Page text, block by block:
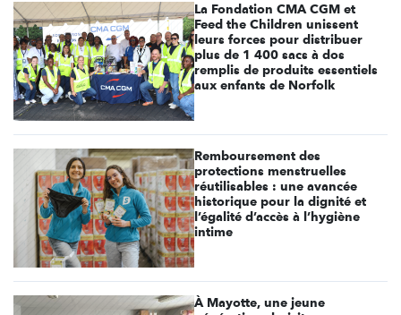
La Fondation CMA CGM et
Feed the Children unissent
leurs forces pour distribuer
plus de 1 400 sacs à dos
remplis de produits essentiels
aux enfants de Norfolk
Remboursement des
protections menstruelles
réutilisables : une avancée
historique pour la dignité et
l’égalité d’accès à l’hygiène
intime
À Mayotte, une jeune